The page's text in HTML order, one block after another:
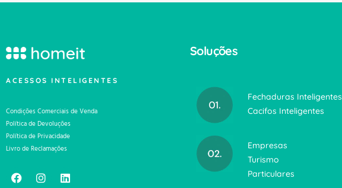
ACESSOS INTELIGENTES
Condições Comerciais de Venda
Política de Devoluções
Política de Privacidade
Livro de Reclamações
Soluções
Fechaduras Inteligentes
Cacifos Inteligentes
Empresas
Turismo
Particulares